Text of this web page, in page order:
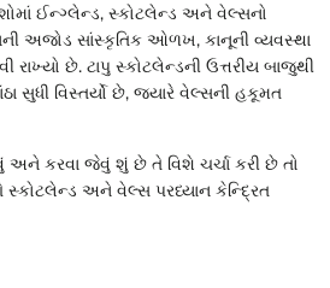
ઈન્ગ્લેન્ડ, સ્કોટલેન્ડ અને વેલ્સનો
અજોડ સાંસ્કૃતિક ઓળખ, કાનૂની વ્યવસ્થા
રાખ્યો છે. ટાપુ સ્કોટલેન્ડની ઉત્તરીય બાજુથી
સુધી વિસ્તર્યો છે, જ્યારે વેલ્સની હકૂમત
કરવા જેવું શું છે તે વિશે ચર્ચા કરી છે તો
અને વેલ્સ પરધ્યાન કેન્દ્રિત